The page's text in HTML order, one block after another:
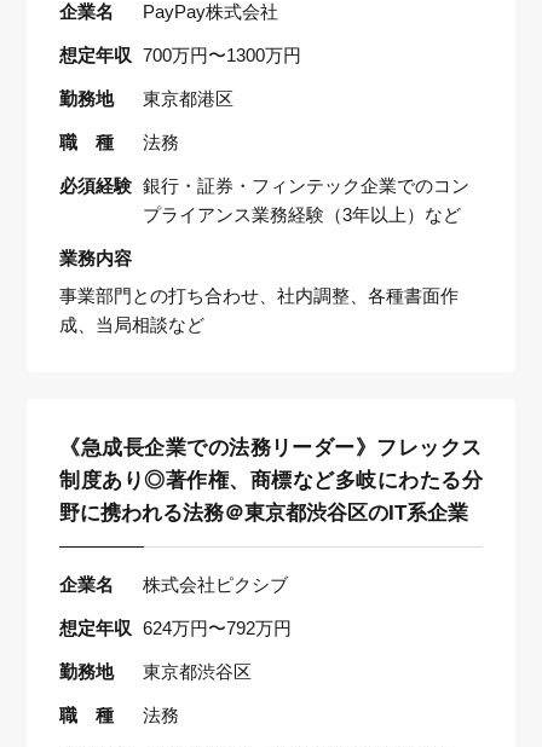
企業名 PayPay株式会社
想定年収 700万円〜1300万円
勤務地 東京都港区
職 種 法務
必須経験 銀行・証券・フィンテック企業でのコン
プライアンス業務経験（3年以上）など
業務内容
事業部門との打ち合わせ、社内調整、各種書面作
成、当局相談など
《急成長企業での法務リーダー》フレックス
制度あり◎著作権、商標など多岐にわたる分
野に携われる法務＠東京都渋谷区のIT系企業
企業名 株式会社ピクシブ
想定年収 624万円〜792万円
勤務地 東京都渋谷区
職 種 法務